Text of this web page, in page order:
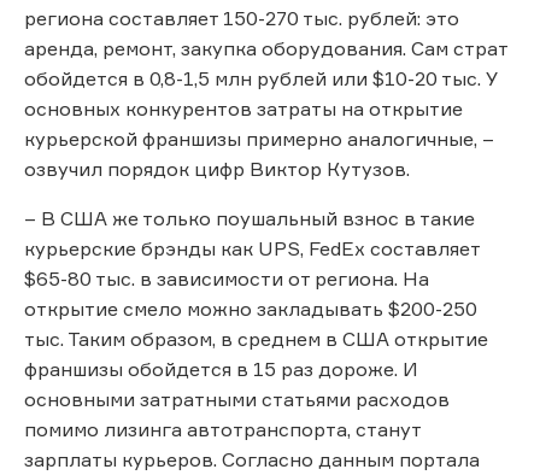
региона составляет 150-270 тыс. рублей: это
аренда, ремонт, закупка оборудования. Сам страт
обойдется в 0,8-1,5 млн рублей или $10-20 тыс. У
основных конкурентов затраты на открытие
курьерской франшизы примерно аналогичные, –
озвучил порядок цифр Виктор Кутузов.
– В США же только поушальный взнос в такие
курьерские брэнды как UPS, FedEx составляет
$65-80 тыс. в зависимости от региона. На
открытие смело можно закладывать $200-250
тыс. Таким образом, в среднем в США открытие
франшизы обойдется в 15 раз дороже. И
основными затратными статьями расходов
помимо лизинга автотранспорта, станут
зарплаты курьеров. Согласно данным портала